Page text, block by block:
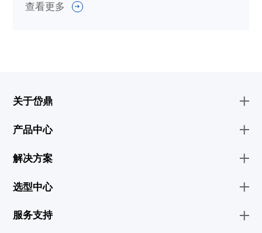
查看更多
关于岱鼎
产品中心
解决方案
选型中心
服务支持